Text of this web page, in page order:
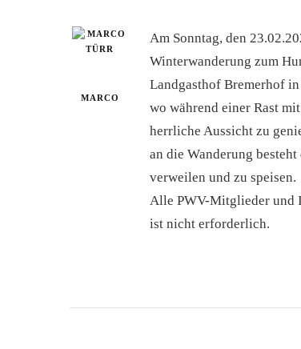
MARCO
Am Sonntag, den
Winterwanderung zum
Landgasthof Bremerhof
wo während einer Rast
herrliche Aussicht zu
an die Wanderung
verweilen und zu speisen.
Alle PWV-Mitglieder und
ist nicht erforderlich.